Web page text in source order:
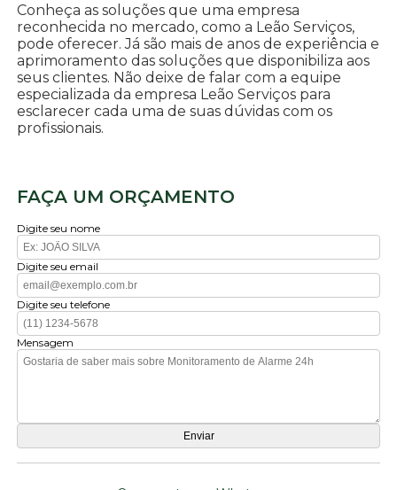
Conheça as soluções que uma empresa
reconhecida no mercado, como a Leão Serviços,
pode oferecer. Já são mais de anos de experiência e
aprimoramento das soluções que disponibiliza aos
seus clientes. Não deixe de falar com a equipe
especializada da empresa Leão Serviços para
esclarecer cada uma de suas dúvidas com os
profissionais.
FAÇA UM ORÇAMENTO
Digite seu nome
Digite seu email
Digite seu telefone
Mensagem